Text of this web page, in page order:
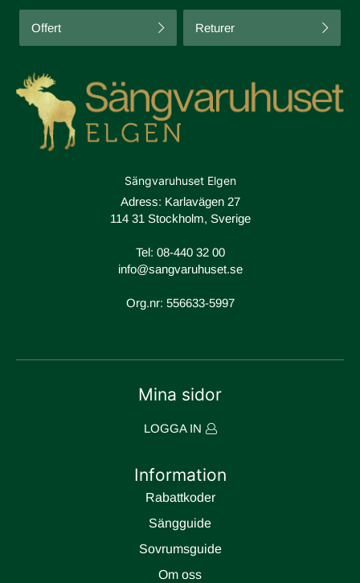
Offert Returer
Sängvaruhuset Elgen
Adress: Karlavägen 27
114 31 Stockholm, Sverige
Tel: 08-440 32 00
info@sangvaruhuset.se
Org.nr: 556633-5997
Mina sidor
LOGGA IN
Information
Rabattkoder
Sängguide
Sovrumsguide
Om oss